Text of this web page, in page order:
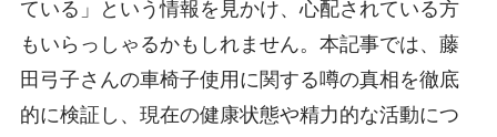
ている」という情報を見かけ、心配されている方
もいらっしゃるかもしれません。本記事では、藤
田弓子さんの車椅子使用に関する噂の真相を徹底
的に検証し、現在の健康状態や精力的な活動につ